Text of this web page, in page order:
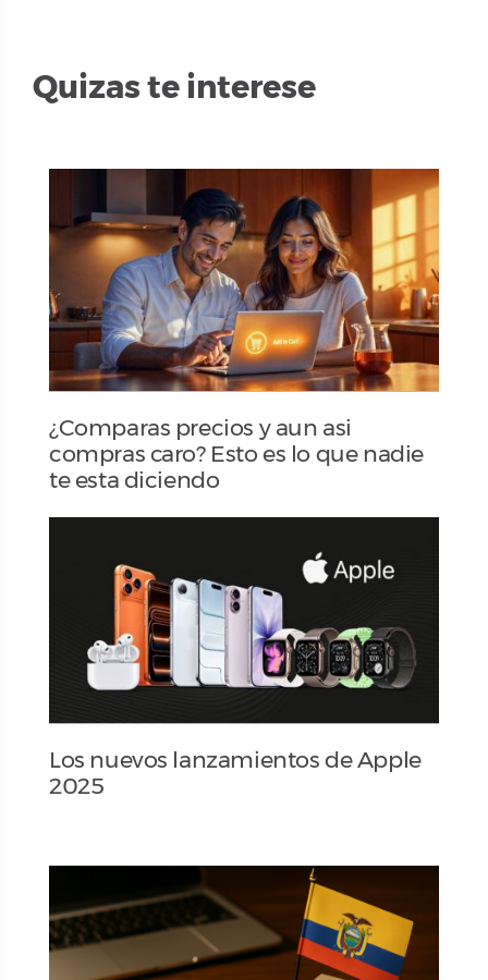
Quizas te interese
¿Comparas precios y aun asi
compras caro? Esto es lo que nadie
te esta diciendo
Los nuevos lanzamientos de Apple
2025